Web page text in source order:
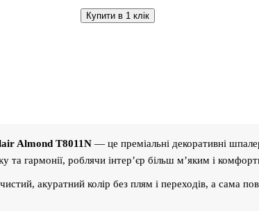
Купити в 1 клік
Almond T8011N — це преміальні декоративні
та гармонії, роблячи інтер’єр більш м’яким і
акуратний колір без плям і переходів, а сама